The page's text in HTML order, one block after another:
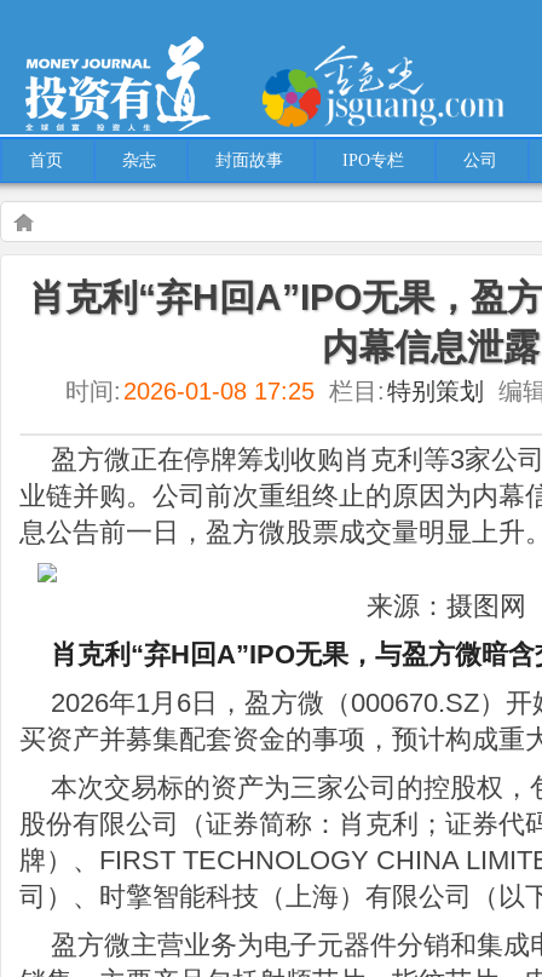
首页 杂志 封面故事 IPO专栏 公司
Warning: Use of undefined constant multiple - assumed 'multiple' (this will throw
content/themes/Hcms/single.php on line 5
肖克利“弃H回A”IPO无果，盈方微欲重组，曾发生内幕信息泄露
肖克利“弃H回A”IPO无果，盈
内幕信息泄露
时间: 2026-01-08 17:25 栏目:特别策划 编
盈方微正在停牌筹划收购肖克利等3家公
业链并购。公司前次重组终止的原因为内幕
息公告前一日，盈方微股票成交量明显上升
来源：摄图网
肖克利“弃H回A”IPO无果，与盈方微暗
2026年1月6日，盈方微（000670.SZ）
买资产并募集配套资金的事项，预计构成重
本次交易标的资产为三家公司的控股权
股份有限公司（证券简称：肖克利；证券代
牌）、FIRST TECHNOLOGY CHINA
司）、时擎智能科技（上海）有限公司（以
盈方微主营业务为电子元器件分销和集